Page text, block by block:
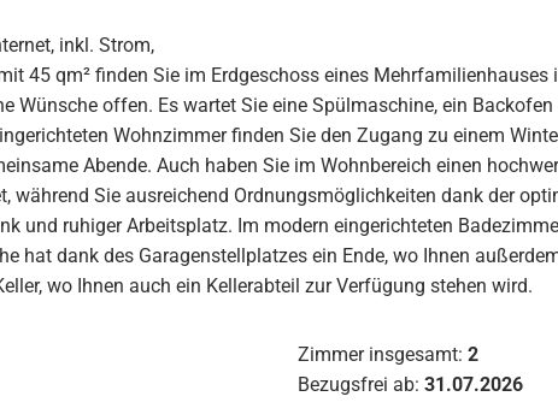
inkl. Strom,
45 qm² finden Sie im Erdgeschoss eines
Wünsche offen. Es wartet Sie eine Spülmaschine, ein
Wohnzimmer finden Sie den Zugang zu einem
Abende. Auch haben Sie im Wohnbereich einen
Sie ausreichend Ordnungsmöglichkeiten dank der
und ruhiger Arbeitsplatz. Im modern eingerichteten
hat dank des Garagenstellplatzes ein Ende, wo Ihnen
wo Ihnen auch ein Kellerabteil zur Verfügung stehen wird.
Zimmer insgesamt: 2
Bezugsfrei ab: 31.07.2026